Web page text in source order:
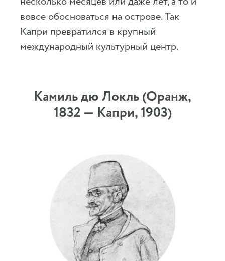
вовсе обосноваться на острове. Так
Капри превратился в крупный
международный культурный центр.
Камиль дю Локль (Оранж,
1832 — Капри, 1903)